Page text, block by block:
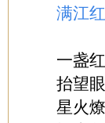
满江
一盏
抬望
星火